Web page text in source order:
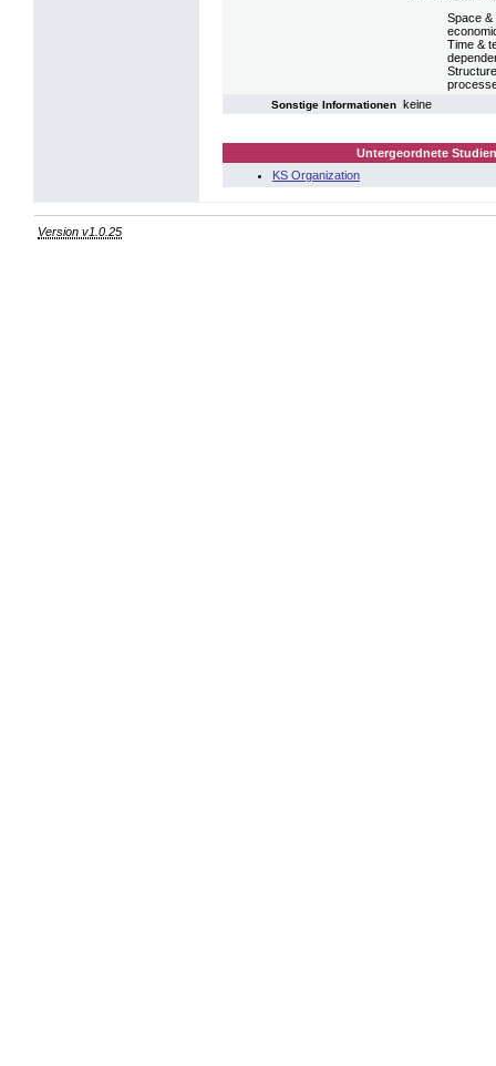
Space &
Time &
Sonstige Informationen keine
Untergeordnete
KS Organization
Version v1.0.25